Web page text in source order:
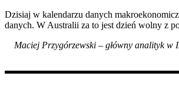
Dzisiaj w kalendarzu danych
danych. W Australii za to jest dzień wolny z
Maciej Przygórzewski – główny analityk w